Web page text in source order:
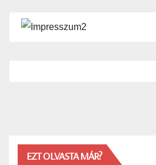
EZT OLVASTA MÁR?